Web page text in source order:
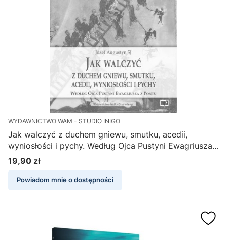
WYDAWNICTWO WAM - STUDIO INIGO
Jak walczyć z duchem gniewu, smutku, acedii,
wyniosłości i pychy. Według Ojca Pustyni Ewagriusza
z Pontu - Józef Augustyn SJ (płyta MP3)
Cena
19,90 zł
Powiadom mnie o dostępności